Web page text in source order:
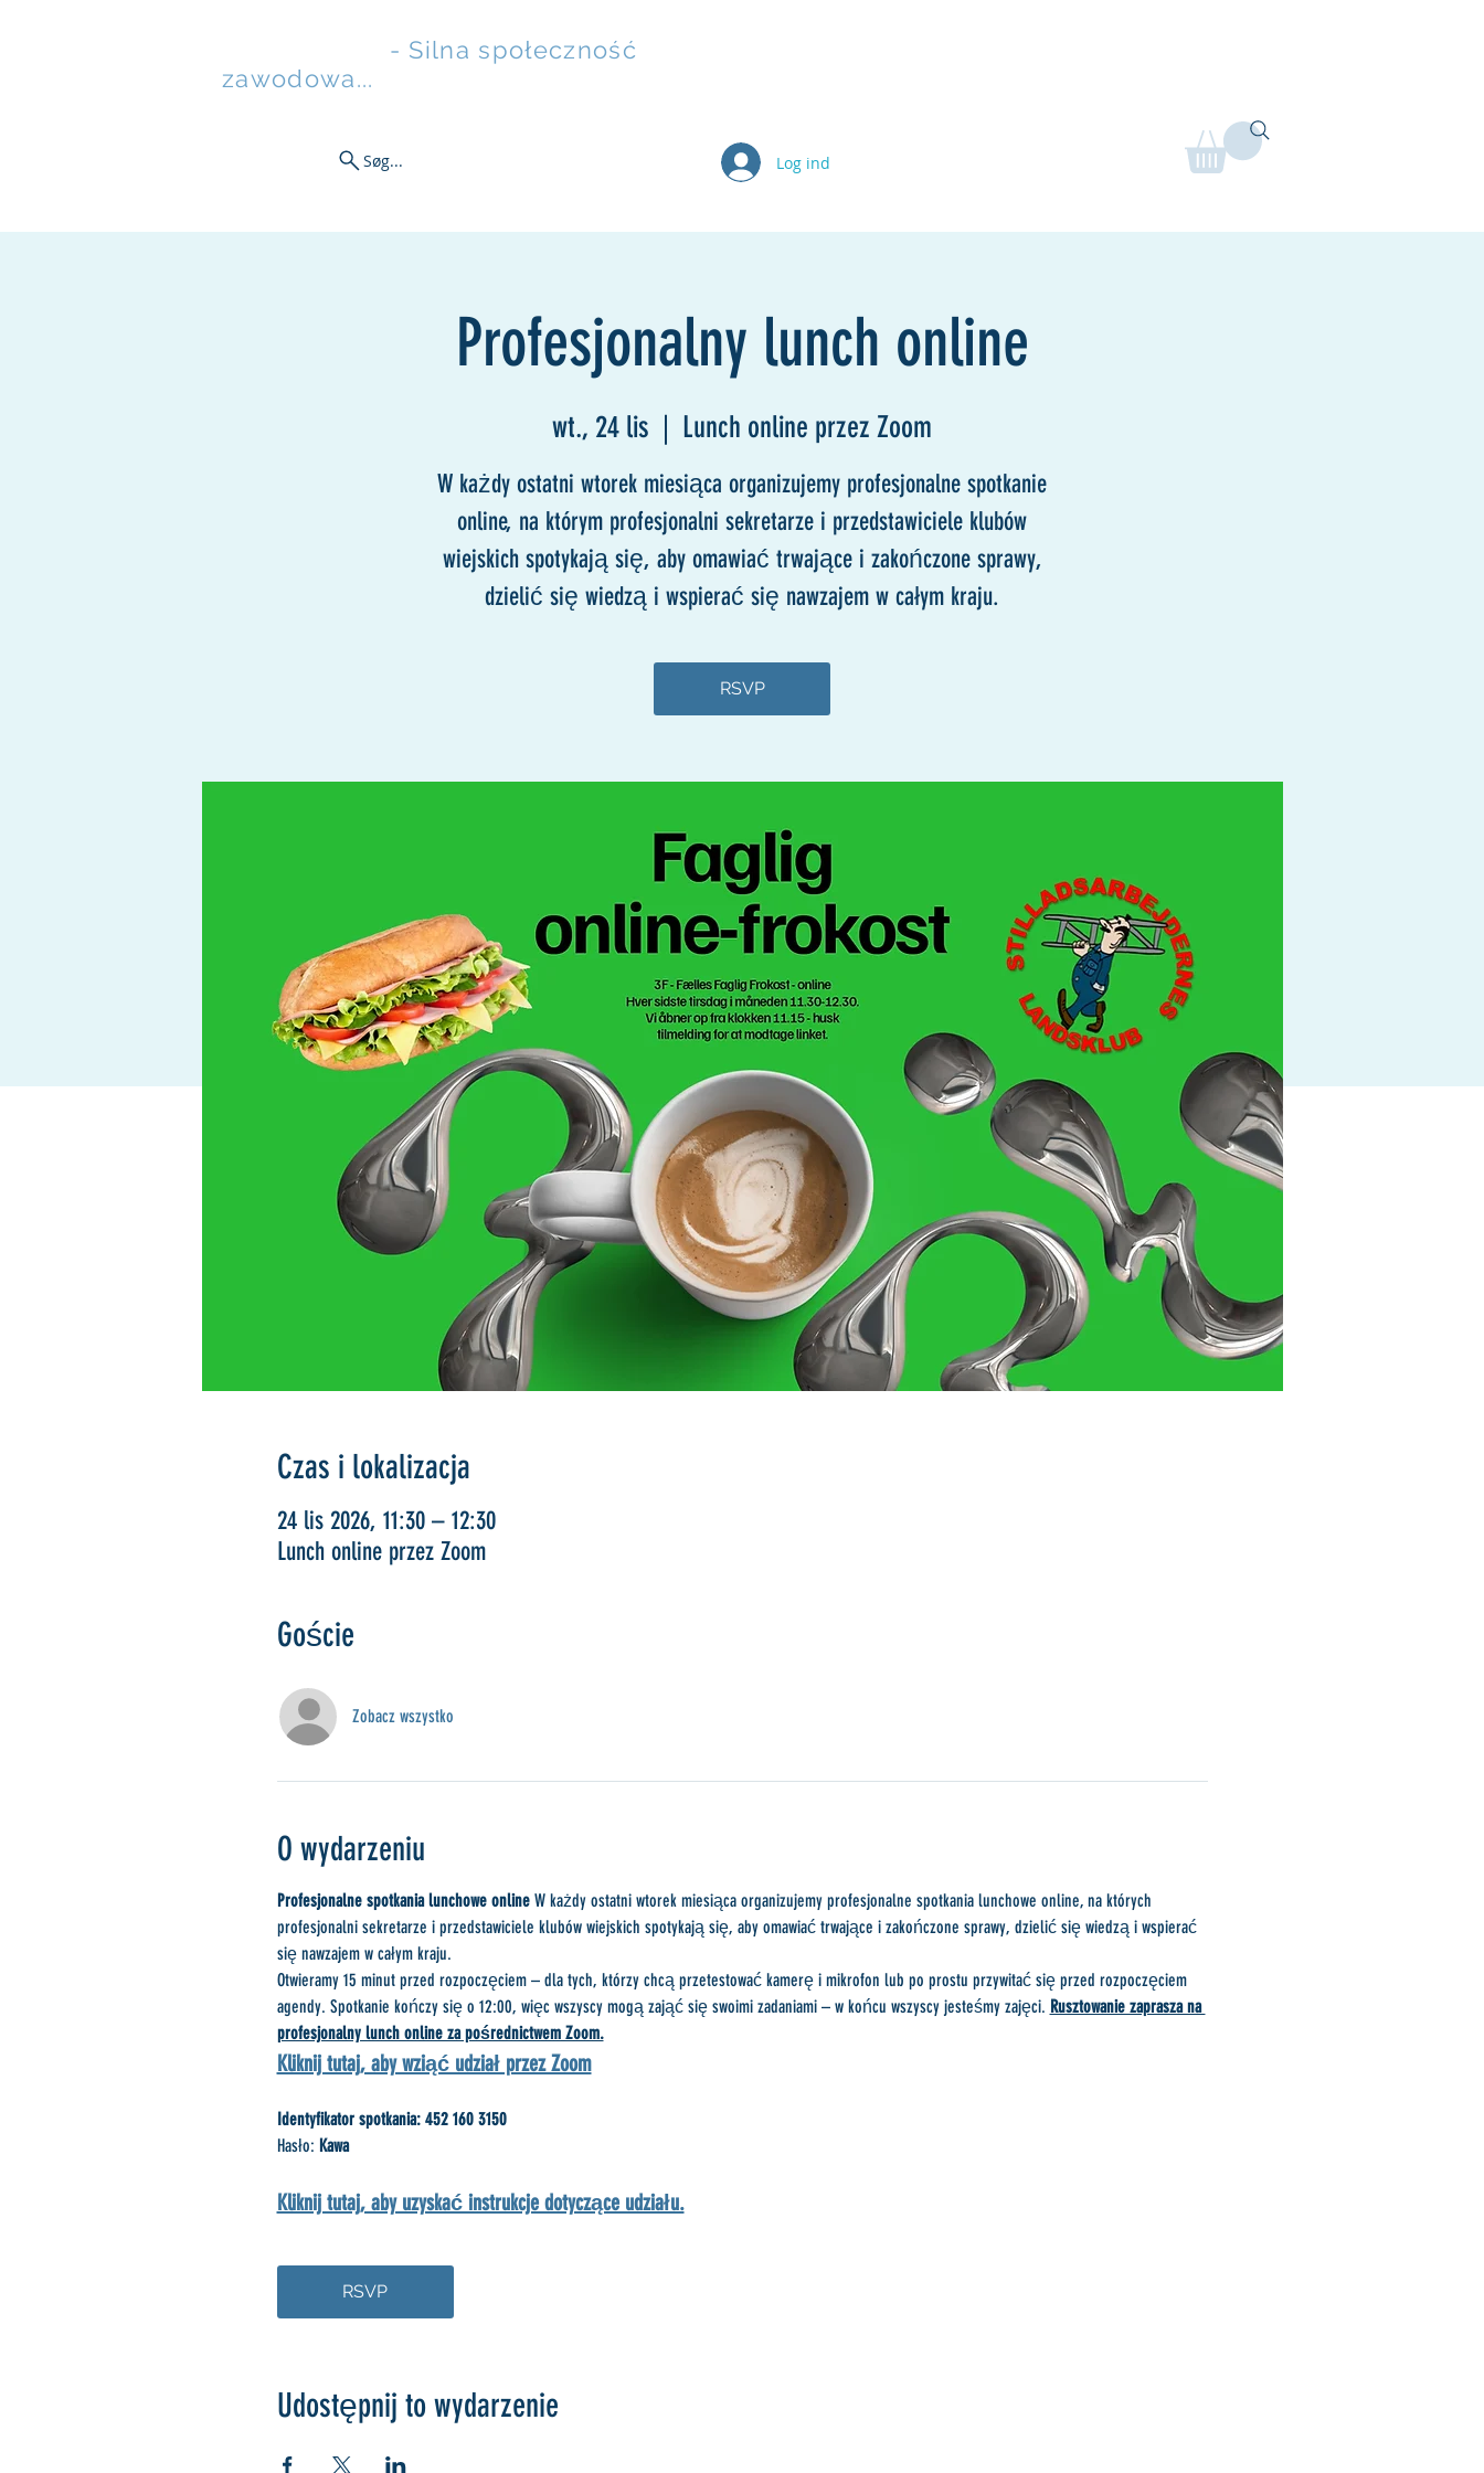
- Silna społeczność
zawodowa...
Søg... Log ind
Profesjonalny lunch online
wt., 24 lis
  |
Lunch online przez Zoom
W każdy ostatni wtorek miesiąca organizujemy profesjonalne spotkanie
online, na którym profesjonalni sekretarze i przedstawiciele klubów
wiejskich spotykają się, aby omawiać trwające i zakończone sprawy,
dzielić się wiedzą i wspierać się nawzajem w całym kraju.
RSVP
Czas i lokalizacja
24 lis 2026, 11:30 – 12:30
Lunch online przez Zoom
Goście
Zobacz wszystko
O wydarzeniu
Profesjonalne spotkania lunchowe online W każdy ostatni wtorek miesiąca organizujemy profesjonalne spotkania lunchowe online, na których
profesjonalni sekretarze i przedstawiciele klubów wiejskich spotykają się, aby omawiać trwające i zakończone sprawy, dzielić się wiedzą i wspierać
się nawzajem w całym kraju.
Otwieramy 15 minut przed rozpoczęciem – dla tych, którzy chcą przetestować kamerę i mikrofon lub po prostu przywitać się przed rozpoczęciem
agendy. Spotkanie kończy się o 12:00, więc wszyscy mogą zająć się swoimi zadaniami – w końcu wszyscy jesteśmy zajęci. Rusztowanie zaprasza na
profesjonalny lunch online za pośrednictwem Zoom.
Kliknij tutaj, aby wziąć udział przez Zoom
Identyfikator spotkania: 452 160 3150
Hasło: Kawa
Kliknij tutaj, aby uzyskać instrukcje dotyczące udziału.
RSVP
Udostępnij to wydarzenie